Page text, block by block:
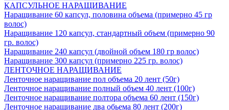
КАПСУЛЬНОЕ НАРАЩИВАНИЕ
Наращивание 60 капсул, половина объема (примерно 45 гр
волос)
Наращивание 120 капсул, стандартный объем (примерно 90
гр. волос)
Наращивание 240 капсул (двойной объем 180 гр волос)
Наращивание 300 капсул (примерно 225 гр. волос)
ЛЕНТОЧНОЕ НАРАЩИВАНИЕ
Ленточное наращивание пол объема 20 лент (50г)
Ленточное наращивание полный объем 40 лент (100г)
Ленточное наращивание полтора объема 60 лент (150г)
Ленточное наращивание два обьема 80 лент (200г)